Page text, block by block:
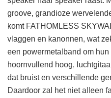
groove, grandioze
komt FATHOMLESS
vlaggen en kanonnen, wat
een powermetalband om
hoornvullend hoog,
dat bruist en verschillende
Daardoor zal het niet alleen